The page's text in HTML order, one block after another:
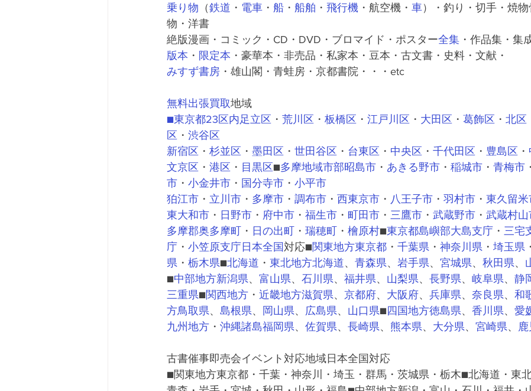
乗り物 （鉄道 ・ 電車 ・ 船 ・ 船舶 ・ 飛行機 ・航空機・ 車）・釣り・切手・焼
物・洋書
絶版漫画・コミック・CD・DVD・ブロマイド・ポスター全集 ・作品集・集
版本 ・ 限定本 ・豪華本・非売品・私家本・豆本・古文書・史料・文献・
みすず書房 ・雄山閣・青蛙房・京都書院・・・etc
無料出張買取地域
■東京都23区内足立区 ・ 荒川区 ・ 板橋区 ・ 江戸川区 ・ 大田区 ・ 葛飾区 ・ 北区
区 ・ 渋谷区
新宿区 ・ 杉並区 ・ 墨田区 ・ 世田谷区 ・ 台東区 ・ 中央区 ・ 千代田区 ・ 豊島区 ・
文京区 ・ 港区 ・ 目黒区■多摩地域市部昭島市 ・ あきる野市 ・ 稲城市 ・ 青梅市 ・
市 ・ 小金井市 ・ 国分寺市 ・ 小平市
狛江市 ・ 立川市 ・ 多摩市 ・ 調布市 ・ 西東京市 ・ 八王子市 ・ 羽村市 ・ 東久留米
東大和市 ・ 日野市 ・ 府中市 ・ 福生市 ・ 町田市 ・ 三鷹市 ・ 武蔵野市 ・ 武蔵村山
多摩郡奥多摩町 ・ 日の出町 ・ 瑞穂町 ・ 檜原村■東京都島嶼部大島支庁 ・ 三宅
庁 ・ 小笠原支庁 日本全国 対応■関東地方東京都 ・ 千葉県 ・ 神奈川県 ・ 埼玉県 ・
県 ・ 栃木県■北海道 ・ 東北地方北海道、 青森県、 岩手県、 宮城県、 秋田県、
■中部地方新潟県、 富山県、 石川県、 福井県、 山梨県、 長野県、 岐阜県、 静
三重県■関西地方 ・ 近畿地方滋賀県、 京都府、 大阪府、 兵庫県、 奈良県、 和
方鳥取県、 島根県、 岡山県、 広島県、 山口県■ 四国地方徳島県、 香川県、 愛
九州地方 ・ 沖縄諸島福岡県、 佐賀県、 長崎県、 熊本県、 大分県、 宮崎県、
古書催事即売会イベント対応地域日本全国対応
■関東地方東京都・千葉・神奈川・埼玉・群馬・茨城県・栃木■北海道・東